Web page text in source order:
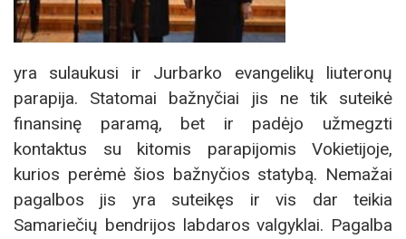
yra sulaukusi ir Jurbarko evangelikų liuteronų
parapija. Statomai bažnyčiai jis ne tik suteikė
finansinę paramą, bet ir padėjo užmegzti
kontaktus su kitomis parapijomis Vokietijoje,
kurios perėmė šios bažnyčios statybą. Nemažai
pagalbos jis yra suteikęs ir vis dar teikia
Samariečių bendrijos labdaros valgyklai. Pagalba